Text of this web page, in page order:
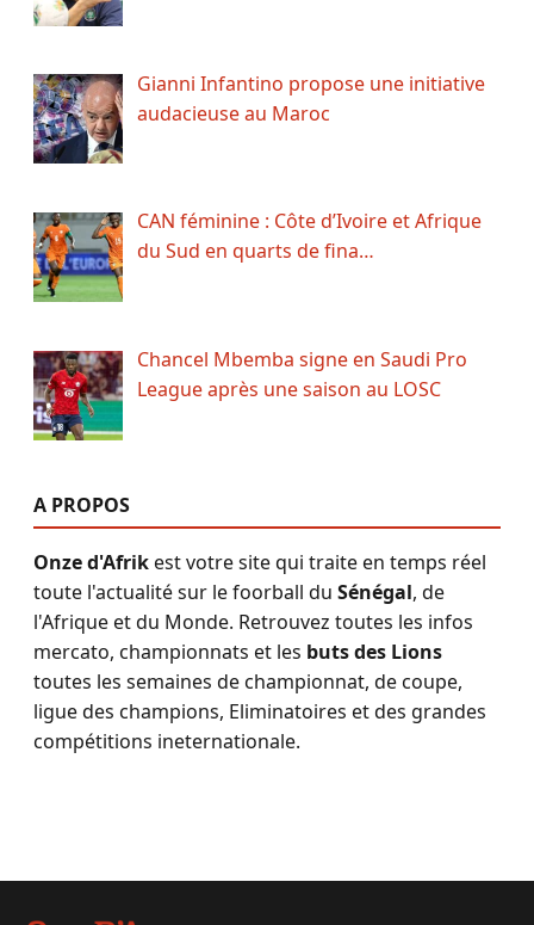
Gianni Infantino propose une initiative
audacieuse au Maroc
CAN féminine : Côte d’Ivoire et Afrique
du Sud en quarts de fina…
Chancel Mbemba signe en Saudi Pro
League après une saison au LOSC
A PROPOS
Onze d'Afrikest votre site qui traite en temps réel
toute l'actualité sur le foorball du Sénégal, de
l'Afrique et du Monde. Retrouvez toutes les infos
mercato, championnats et les buts des Lions
toutes les semaines de championnat, de coupe,
ligue des champions, Eliminatoires et des grandes
compétitions ineternationale.